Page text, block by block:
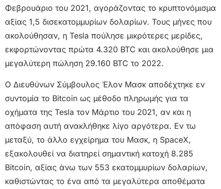
Φεβρουάριο του 2021, αγοράζοντας το κρυπτονόμισμα
αξίας 1,5 δισεκατομμυρίων δολαρίων. Τους μήνες που
ακολούθησαν, η Tesla πούλησε μικρότερες μερίδες,
εκφορτώνοντας πρώτα 4.320 BTC και ακολούθησε μια
μεγαλύτερη πώληση 29.160 BTC το 2022.
Ο Διευθύνων Σύμβουλος Έλον Μασκ αποδέχτηκε εν
συντομία το Bitcoin ως μέθοδο πληρωμής για τα
οχήματα της Tesla τον Μάρτιο του 2021, αν και η
απόφαση αυτή ανακλήθηκε λίγο αργότερα. Εν τω
μεταξύ, το άλλο εγχείρημα του Μασκ, η SpaceX,
εξακολουθεί να διατηρεί σημαντική κατοχή 8.285
Bitcoin, αξίας άνω των 553 εκατομμυρίων δολαρίων,
καθιστώντας το ένα από τα μεγαλύτερα αποθέματα